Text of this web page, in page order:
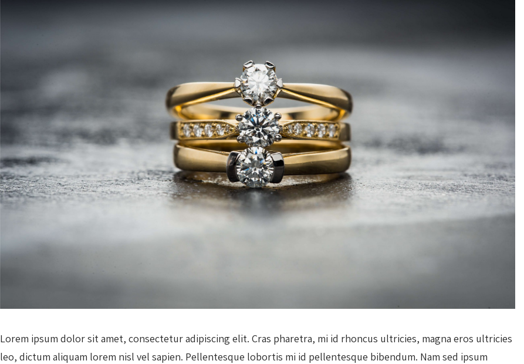
Lorem ipsum dolor sit amet, consectetur adipiscing elit. Cras pharetra, mi id rhoncus ultricies, magna eros ultricies
leo, dictum aliquam lorem nisl vel sapien. Pellentesque lobortis mi id pellentesque bibendum. Nam sed ipsum